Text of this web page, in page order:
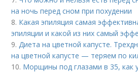
на ночь перед сном при похудении
8. Какая эпиляция самая
эпиляции и какой из них самый
9.Диета на цветной капусте.
на цветной капусте — теряем по
10. Морщины под глазами в 35, как